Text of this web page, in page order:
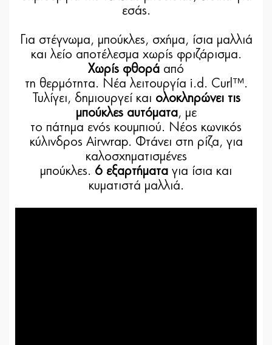
εσάς.
Για στέγνωμα, μπούκλες, σχήμα, ίσια μαλλιά
και λείο αποτέλεσμα χωρίς φριζάρισμα.
Χωρίς φθορά από
τη θερμότητα. Νέα λειτουργία i.d. Curl™.
Τυλίγει, δημιουργεί και ολοκληρώνει τις
μπούκλες αυτόματα, με
το πάτημα ενός κουμπιού. Νέος κωνικός
κύλινδρος Airwrap. Φτάνει στη ρίζα, για
καλοσχηματισμένες
μπούκλες. 6 εξαρτήματα για ίσια και
κυματιστά μαλλιά.